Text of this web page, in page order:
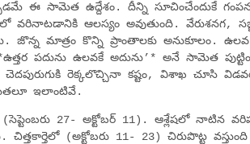
ఈ సామెత ఉద్దేశం. దీన్ని సూచించేందుకే
వరినాటడానికి ఆలస్యం అవుతుంది. వేరుశనగ,
జొన్న మాత్రం కొన్ని ప్రాంతాలకు అనుకూలం.
పదును ఉలవకే అదును’* అనే సామెత
రెక్కలొచ్చినా కష్టం, విశాఖ చూసి
ఇలాంటివే.
27- అక్టోబర్‌ 11). ఆశ్లేషలో నాటిన
చిత్తకార్తెలో (అక్టోబరు 11- 23) చిరుపొట్ట